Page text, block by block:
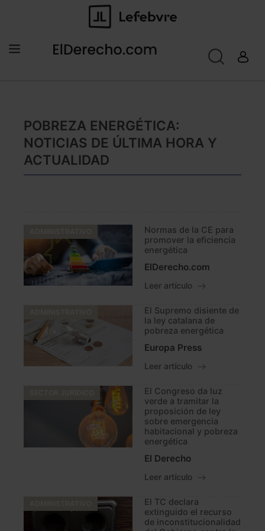
POBREZA ENERGÉTICA:
NOTICIAS DE ÚLTIMA HORA Y
ACTUALIDAD
Normas de la CE para
promover la eficiencia
energética
ElDerecho.com
Leer artículo
El Supremo disiente de
la ley catalana de
pobreza energética
Europa Press
Leer artículo
El Congreso da luz
verde a tramitar la
proposición de ley
sobre emergencia
habitacional y pobreza
energética
El Derecho
Leer artículo
El TC declara
extinguido el recurso
de inconstitucionalidad